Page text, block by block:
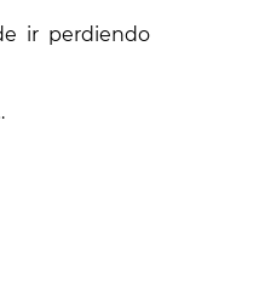
ir perdiendo